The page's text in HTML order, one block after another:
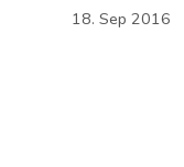
18. Sep 2016